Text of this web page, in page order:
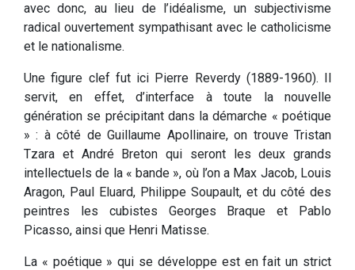
avec donc, au lieu de l’idéalisme, un subjectivisme
radical ouvertement sympathisant avec le catholicisme
et le nationalisme.
Une figure clef fut ici Pierre Reverdy (1889-1960). Il
servit, en effet, d’interface à toute la nouvelle
génération se précipitant dans la démarche « poétique
» : à côté de Guillaume Apollinaire, on trouve Tristan
Tzara et André Breton qui seront les deux grands
intellectuels de la « bande », où l’on a Max Jacob, Louis
Aragon, Paul Eluard, Philippe Soupault, et du côté des
peintres les cubistes Georges Braque et Pablo
Picasso, ainsi que Henri Matisse.
La « poétique » qui se développe est en fait un strict